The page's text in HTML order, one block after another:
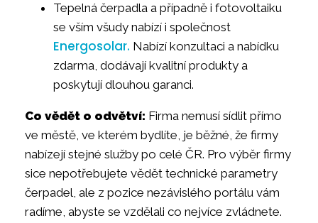
Tepelná čerpadla a případně i fotovoltaiku
se vším všudy nabízí i společnost
Energosolar. Nabízí konzultaci a nabídku
zdarma, dodávají kvalitní produkty a
poskytují dlouhou garanci.
Co vědět o odvětví: Firma nemusí sídlit přímo
ve městě, ve kterém bydlíte, je běžné, že firmy
nabízejí stejné služby po celé ČR. Pro výběr firmy
sice nepotřebujete vědět technické parametry
čerpadel, ale z pozice nezávislého portálu vám
radíme, abyste se vzdělali co nejvíce zvládnete.